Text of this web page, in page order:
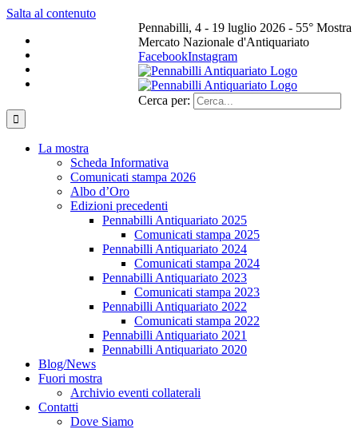
Salta al contenuto
Pennabilli, 4 - 19 luglio 2026 - 55° Mostra
Mercato Nazionale d'Antiquariato
FacebookInstagram
Cerca per:
La mostra
Scheda Informativa
Comunicati stampa 2026
Albo d’Oro
Edizioni precedenti
Pennabilli Antiquariato 2025
Comunicati stampa 2025
Pennabilli Antiquariato 2024
Comunicati stampa 2024
Pennabilli Antiquariato 2023
Comunicati stampa 2023
Pennabilli Antiquariato 2022
Comunicati stampa 2022
Pennabilli Antiquariato 2021
Pennabilli Antiquariato 2020
Blog/News
Fuori mostra
Archivio eventi collaterali
Contatti
Dove Siamo